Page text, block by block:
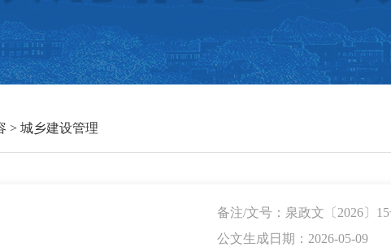
> 城乡建设管理
备注/文号：泉政文〔2026〕
公文生成日期：2026-05-09